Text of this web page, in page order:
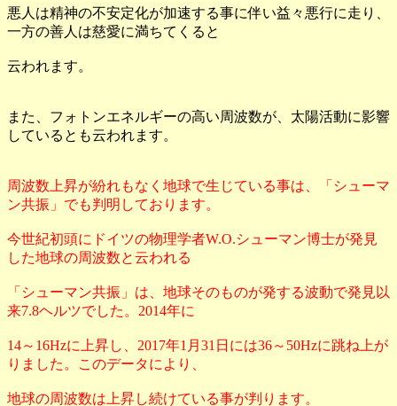
悪人は精神の不安定化が加速する事に伴い益々悪行に走り、
一方の善人は慈愛に満ちてくると
云われます。
また、フォトンエネルギーの高い周波数が、太陽活動に影響
しているとも云われます。
周波数上昇が紛れもなく地球で生じている事は、「シューマ
ン共振」でも判明しております。
今世紀初頭にドイツの物理学者W.O.シューマン博士が発見
した地球の周波数と云われる
「シューマン共振」は、地球そのものが発する波動で発見以
来7.8ヘルツでした。2014年に
14～16Hzに上昇し、2017年1月31日には36～50Hzに跳ね上が
りました。このデータにより、
地球の周波数は上昇し続けている事が判ります。